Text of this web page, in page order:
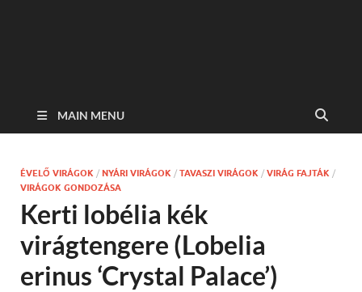
MAIN MENU
ÉVELŐ VIRÁGOK / NYÁRI VIRÁGOK / TAVASZI VIRÁGOK / VIRÁG FAJTÁK /
VIRÁGOK GONDOZÁSA
Kerti lobélia kék
virágtengere (Lobelia
erinus ‘Crystal Palace’)